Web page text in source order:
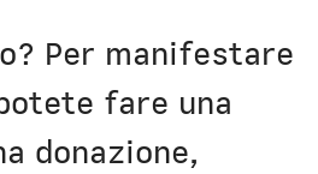
Per manifestare
fare una
donazione,